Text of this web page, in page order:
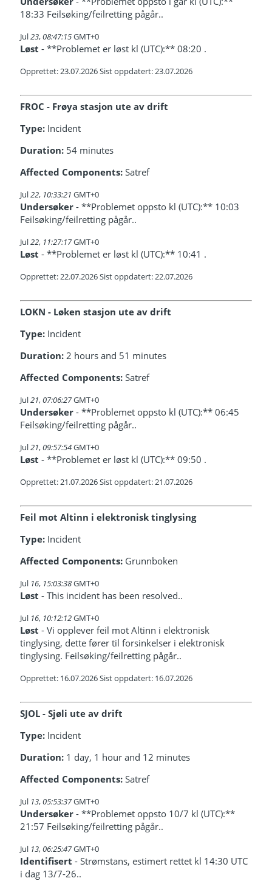
18:33 Feilsøking/feilretting pågår..
Jul23,08:47:15GMT+0
Løst - **Problemet er løst kl (UTC):** 08:20 .
Opprettet: 23.07.2026 Sist oppdatert: 23.07.2026
FROC - Frøya stasjon ute av drift
Type: Incident
Duration: 54 minutes
Affected Components: Satref
Jul22, 10:33:21 GMT+0
Undersøker - **Problemet oppsto kl (UTC):** 10:03
Feilsøking/feilretting pågår..
Jul22, 11:27:17GMT+0
Løst - **Problemet er løst kl (UTC):** 10:41 .
Opprettet: 22.07.2026 Sist oppdatert: 22.07.2026
LOKN - Løken stasjon ute av drift
Type: Incident
Duration: 2 hours and 51 minutes
Affected Components: Satref
Jul21,07:06:27GMT+0
Undersøker - **Problemet oppsto kl (UTC):** 06:45
Feilsøking/feilretting pågår..
Jul21,09:57:54GMT+0
Løst - **Problemet er løst kl (UTC):** 09:50 .
Opprettet: 21.07.2026 Sist oppdatert: 21.07.2026
Feil mot Altinn i elektronisk tinglysing
Type: Incident
Affected Components: Grunnboken
Jul 16, 15:03:38GMT+0
Løst - This incident has been resolved..
Jul 16, 10:12:12GMT+0
Løst - Vi opplever feil mot Altinn i elektronisk
tinglysing, dette fører til forsinkelser i elektronisk
tinglysing. Feilsøking/feilretting pågår..
Opprettet: 16.07.2026 Sist oppdatert: 16.07.2026
SJOL - Sjøli ute av drift
Type: Incident
Duration: 1 day, 1 hour and 12 minutes
Affected Components: Satref
Jul 13,05:53:37GMT+0
Undersøker - **Problemet oppsto 10/7 kl (UTC):**
21:57 Feilsøking/feilretting pågår..
Jul 13,06:25:47GMT+0
Identifisert - Strømstans, estimert rettet kl 14:30 UTC
i dag 13/7-26..